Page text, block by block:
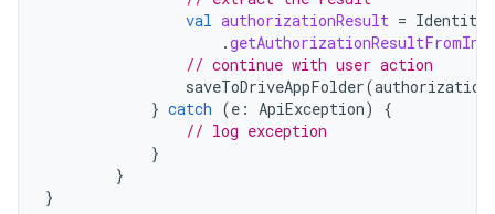
val authorizationResult = Identity
.
// continue with user action
saveToDriveAppFolder(
} catch (e : ApiException)
{
// log exception
}
}
}